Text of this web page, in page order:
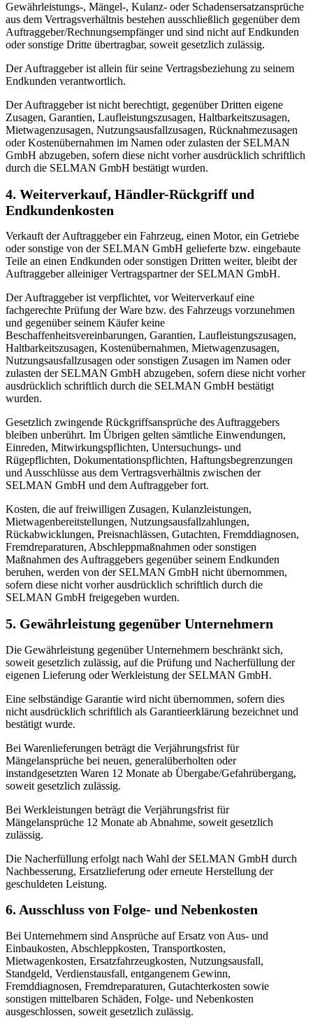
Gewährleistungs-, Mängel-, Kulanz- oder Schadensersatzansprüche
aus dem Vertragsverhältnis bestehen ausschließlich gegenüber dem
Auftraggeber/Rechnungsempfänger und sind nicht auf Endkunden
oder sonstige Dritte übertragbar, soweit gesetzlich zulässig.
Der Auftraggeber ist allein für seine Vertragsbeziehung zu seinem
Endkunden verantwortlich.
Der Auftraggeber ist nicht berechtigt, gegenüber Dritten eigene
Zusagen, Garantien, Laufleistungszusagen, Haltbarkeitszusagen,
Mietwagenzusagen, Nutzungsausfallzusagen, Rücknahmezusagen
oder Kostenübernahmen im Namen oder zulasten der SELMAN
GmbH abzugeben, sofern diese nicht vorher ausdrücklich schriftlich
durch die SELMAN GmbH bestätigt wurden.
4. Weiterverkauf, Händler-Rückgriff und
Endkundenkosten
Verkauft der Auftraggeber ein Fahrzeug, einen Motor, ein Getriebe
oder sonstige von der SELMAN GmbH gelieferte bzw. eingebaute
Teile an einen Endkunden oder sonstigen Dritten weiter, bleibt der
Auftraggeber alleiniger Vertragspartner der SELMAN GmbH.
Der Auftraggeber ist verpflichtet, vor Weiterverkauf eine
fachgerechte Prüfung der Ware bzw. des Fahrzeugs vorzunehmen
und gegenüber seinem Käufer keine
Beschaffenheitsvereinbarungen, Garantien, Laufleistungszusagen,
Haltbarkeitszusagen, Kostenübernahmen, Mietwagenzusagen,
Nutzungsausfallzusagen oder sonstigen Zusagen im Namen oder
zulasten der SELMAN GmbH abzugeben, sofern diese nicht vorher
ausdrücklich schriftlich durch die SELMAN GmbH bestätigt
wurden.
Gesetzlich zwingende Rückgriffsansprüche des Auftraggebers
bleiben unberührt. Im Übrigen gelten sämtliche Einwendungen,
Einreden, Mitwirkungspflichten, Untersuchungs- und
Rügepflichten, Dokumentationspflichten, Haftungsbegrenzungen
und Ausschlüsse aus dem Vertragsverhältnis zwischen der
SELMAN GmbH und dem Auftraggeber fort.
Kosten, die auf freiwilligen Zusagen, Kulanzleistungen,
Mietwagenbereitstellungen, Nutzungsausfallzahlungen,
Rückabwicklungen, Preisnachlässen, Gutachten, Fremddiagnosen,
Fremdreparaturen, Abschleppmaßnahmen oder sonstigen
Maßnahmen des Auftraggebers gegenüber seinem Endkunden
beruhen, werden von der SELMAN GmbH nicht übernommen,
sofern diese nicht vorher ausdrücklich schriftlich durch die
SELMAN GmbH freigegeben wurden.
5. Gewährleistung gegenüber Unternehmern
Die Gewährleistung gegenüber Unternehmern beschränkt sich,
soweit gesetzlich zulässig, auf die Prüfung und Nacherfüllung der
eigenen Lieferung oder Werkleistung der SELMAN GmbH.
Eine selbständige Garantie wird nicht übernommen, sofern dies
nicht ausdrücklich schriftlich als Garantieerklärung bezeichnet und
bestätigt wurde.
Bei Warenlieferungen beträgt die Verjährungsfrist für
Mängelansprüche bei neuen, generalüberholten oder
instandgesetzten Waren 12 Monate ab Übergabe/Gefahrübergang,
soweit gesetzlich zulässig.
Bei Werkleistungen beträgt die Verjährungsfrist für
Mängelansprüche 12 Monate ab Abnahme, soweit gesetzlich
zulässig.
Die Nacherfüllung erfolgt nach Wahl der SELMAN GmbH durch
Nachbesserung, Ersatzlieferung oder erneute Herstellung der
geschuldeten Leistung.
6. Ausschluss von Folge- und Nebenkosten
Bei Unternehmern sind Ansprüche auf Ersatz von Aus- und
Einbaukosten, Abschleppkosten, Transportkosten,
Mietwagenkosten, Ersatzfahrzeugkosten, Nutzungsausfall,
Standgeld, Verdienstausfall, entgangenem Gewinn,
Fremddiagnosen, Fremdreparaturen, Gutachterkosten sowie
sonstigen mittelbaren Schäden, Folge- und Nebenkosten
ausgeschlossen, soweit gesetzlich zulässig.